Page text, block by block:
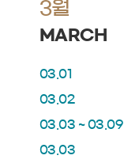
3월
MARCH
03.01
03.02
03.03 ~ 03.09
03.03